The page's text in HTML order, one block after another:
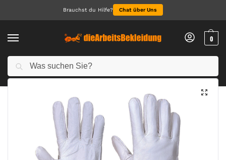
Brauchst du Hilfe? Chat über Uns
0
Start Arbeitshandschuhe / Premium Tig Schweißer-Stulpenhandschuh